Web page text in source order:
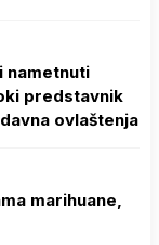
nametnuti
predstavnik
ovlaštenja
marihuane,